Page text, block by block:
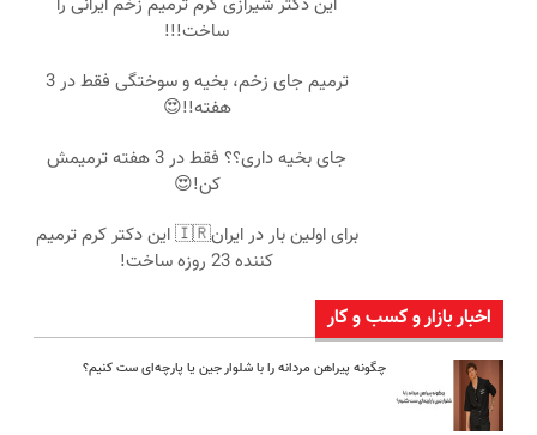
ساخت!!!
ترمیم جای زخم، بخیه و سوختگی فقط در 3
هفته!!😍
جای بخیه داری؟؟ فقط در 3 هفته ترمیمش
کن!😍
برای اولین بار در ایران🇮🇷 این دکتر کرم ترمیم
کننده 23 روزه ساخت!
اخبار بازار و کسب و کار
چگونه پیراهن مردانه را با شلوار جین یا پارچه‌ای ست کنیم؟